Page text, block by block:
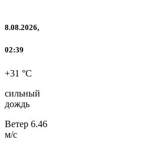
8.08.2026,
02:39
+31 °C
сильный
дождь
Ветер 6.46
м/с